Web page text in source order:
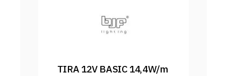
TIRA 12V BASIC 14,4W/m